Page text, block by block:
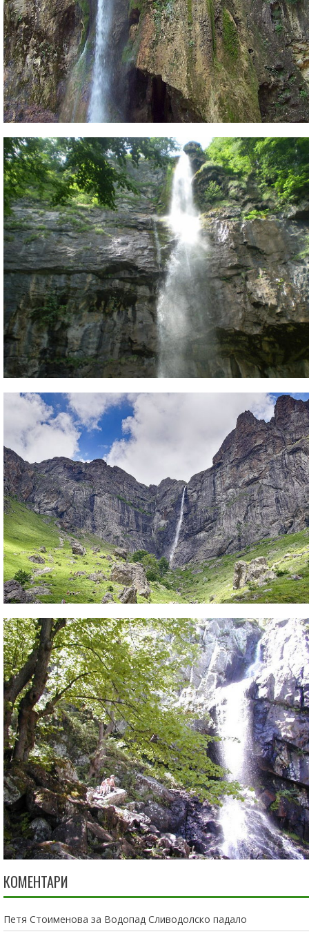
КОМЕНТАРИ
Петя Стоименова за Водопад Сливодолско падало